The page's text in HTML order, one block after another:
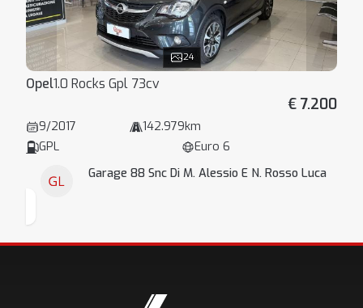
24
Opel1.0 Rocks Gpl 73cv
€ 7.200
9/2017
142.979km
GPL
Euro 6
Garage 88 Snc Di M. Alessio E N. Rosso Luca